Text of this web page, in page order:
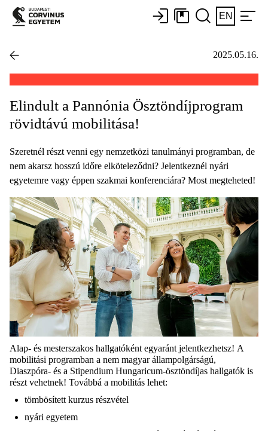
EN
2025.05.16.
Elindult a Pannónia Ösztöndíjprogram
rövidtávú mobilitása!
Szeretnél részt venni egy nemzetközi tanulmányi programban, de
nem akarsz hosszú időre elköteleződni? Jelentkeznél nyári
egyetemre vagy éppen szakmai konferenciára? Most megteheted!
Alap- és mesterszakos hallgatóként egyaránt jelentkezhetsz! A
mobilitási programban a nem magyar állampolgárságú,
Diaszpóra- és a Stipendium Hungaricum-ösztöndíjas hallgatók is
részt vehetnek! Továbbá a mobilitás lehet:
tömbösített kurzus részvétel
nyári egyetem